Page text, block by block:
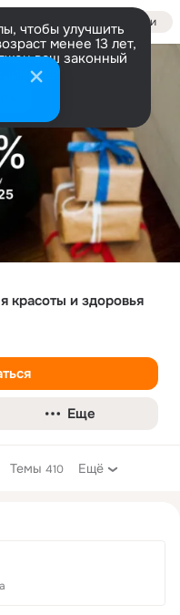
Войти
чтобы улучшить
менее 13 лет,
ваш законный
красоты и здоровья
Еще
Темы 410 Ещё